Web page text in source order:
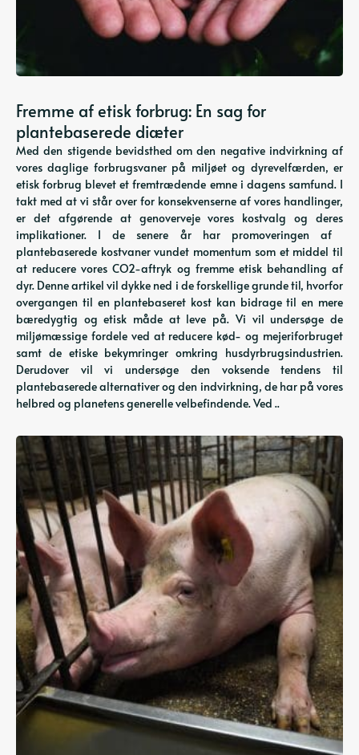
Fremme af etisk forbrug: En sag for
plantebaserede diæter
Med den stigende bevidsthed om den negative indvirkning af
vores daglige forbrugsvaner på miljøet og dyrevelfærden, er
etisk forbrug blevet et fremtrædende emne i dagens samfund. I
takt med at vi står over for konsekvenserne af vores handlinger,
er det afgørende at genoverveje vores kostvalg og deres
implikationer. I de senere år har promoveringen af ​​
plantebaserede kostvaner vundet momentum som et middel til
at reducere vores CO2-aftryk og fremme etisk behandling af
dyr. Denne artikel vil dykke ned i de forskellige grunde til, hvorfor
overgangen til en plantebaseret kost kan bidrage til en mere
bæredygtig og etisk måde at leve på. Vi vil undersøge de
miljømæssige fordele ved at reducere kød- og mejeriforbruget
samt de etiske bekymringer omkring husdyrbrugsindustrien.
Derudover vil vi undersøge den voksende tendens til
plantebaserede alternativer og den indvirkning, de har på vores
helbred og planetens generelle velbefindende. Ved ..